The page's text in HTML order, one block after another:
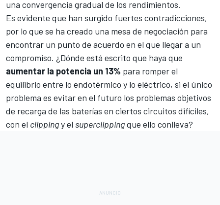
una convergencia gradual de los rendimientos.
Es evidente que han surgido fuertes contradicciones,
por lo que se ha creado una mesa de negociación para
encontrar un punto de acuerdo en el que llegar a un
compromiso. ¿Dónde está escrito que haya que
aumentar la potencia un 13% para romper el
equilibrio entre lo endotérmico y lo eléctrico, si el único
problema es evitar en el futuro los problemas objetivos
de recarga de las baterías en ciertos circuitos difíciles,
con el clippingy el superclippingque ello conlleva?